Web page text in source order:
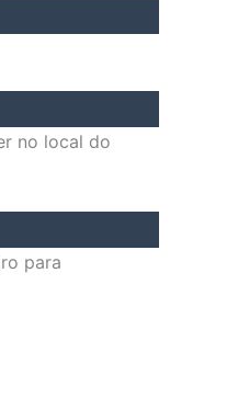
no local do
para